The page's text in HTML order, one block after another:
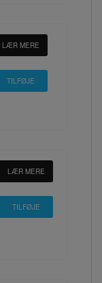
LÆR MERE
LÆR MERE